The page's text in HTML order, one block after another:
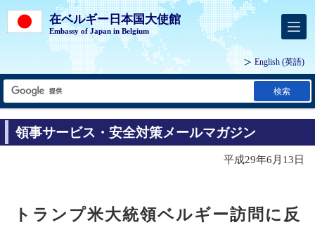
在ベルギー日本国大使館
Embassy of Japan in Belgium
English (英語)
検索
領事サービス・安全対策メールマガジン
平成29年6月13日
トランプ米大統領ベルギー訪問に反